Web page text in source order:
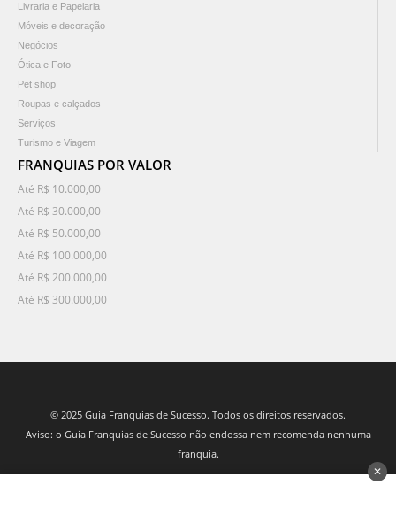
Livraria e Papelaria
Móveis e decoração
Negócios
Ótica e Foto
Pet shop
Roupas e calçados
Serviços
Turismo e Viagem
FRANQUIAS POR VALOR
Até R$ 10.000,00
Até R$ 30.000,00
Até R$ 50.000,00
Até R$ 100.000,00
Até R$ 200.000,00
Até R$ 300.000,00
© 2025 Guia Franquias de Sucesso. Todos os direitos reservados.
Aviso: o Guia Franquias de Sucesso não endossa nem recomenda nenhuma
franquia.
✕